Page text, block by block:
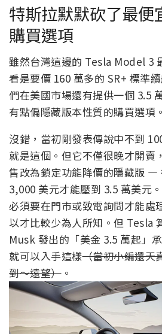
特斯拉默默砍了最便
購買選項
雖然台灣這邊的 Tesla Model 3
看是要價 160 萬多的 SR+ 標準
們在美國市場還有提供一個 3.5
有點偏隱藏版本性質的購買選項。
沒錯，當初剛發表傳說中不到
就是這個。但它不僅很晚才開賣
售改為鎖定功能降價的隱藏版 —
3,000 美元才能壓到 3.5 萬美元
必須要在門市或致電詢問才能處
以才比較少為人所知。但 Tesla
Musk 發出的「美金 3.5 萬起」
就可以入手這樣（當初小編還天
到～遠望）。